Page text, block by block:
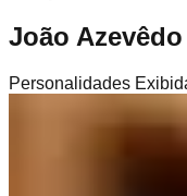
João Azevêdo
Personalidades